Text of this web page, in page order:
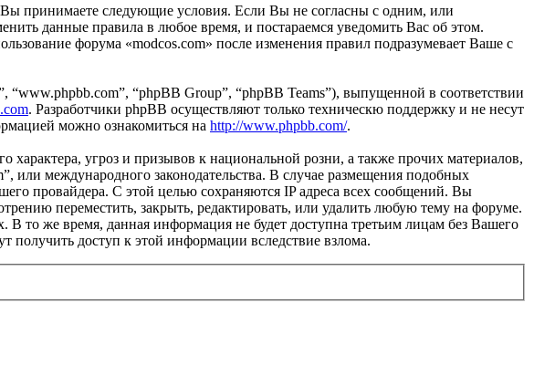
принимаете следующие условия. Если Вы не согласны с одним, или
данные правила в любое время, и постараемся уведомить Вас об этом.
форума «modcos.com» после изменения правил подразумевает Ваше с
“phpBB Group”, “phpBB Teams”), выпущенной в соответствии
. Разработчики phpBB осуществляют только техническю поддержку и не несут
можно ознакомиться на http://www.phpbb.com/.
характера, угроз и призывов к национальной розни, а также прочих материалов,
или международного законодательства. В случае размещения подобных
провайдера. С этой целью сохраняются IP адреса всех сообщений. Вы
переместить, закрыть, редактировать, или удалить любую тему на форуме.
В то же время, данная информация не будет доступна третьим лицам без Вашего
получить доступ к этой информации вследствие взлома.